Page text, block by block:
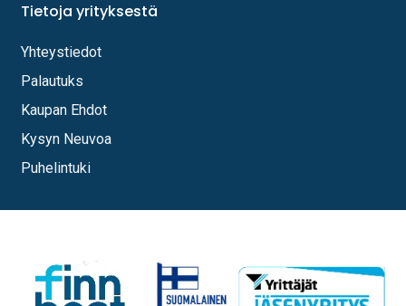
Tietoja yrityksestä
Yhteystiedot
Palautuks
Kaupan Ehdot
Kysyn Neuvoa
Puhelintuki